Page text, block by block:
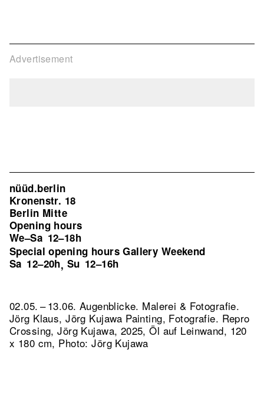
Advertisement
nüüd.berlin
Kronenstr. 18
Berlin Mitte
Opening hours
We–Sa 12–18h
Special opening hours Gallery Weekend
Sa 12–20h, Su 12–16h
02.05. – 13.06. Augenblicke. Malerei & Fotografie.
Jörg Klaus, Jörg Kujawa Painting, Fotografie. Repro
Crossing, Jörg Kujawa, 2025, Öl auf Leinwand, 120
x 180 cm, Photo: Jörg Kujawa